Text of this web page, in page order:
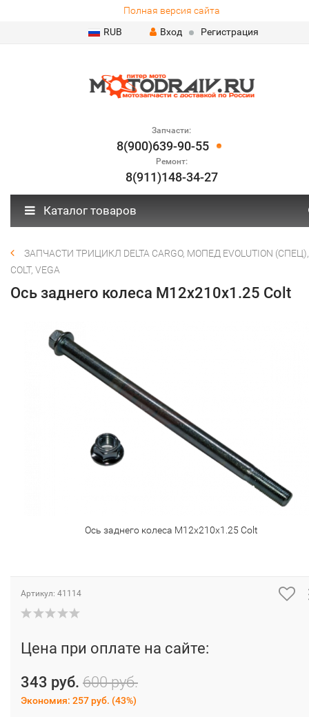
Полная версия сайта
RUB
Вход Регистрация
Запчасти:
8(900)639-90-55
Ремонт:
8(911)148-34-27
Каталог товаров
ЗАПЧАСТИ ТРИЦИКЛ DELTA CARGO, МОПЕД EVOLUTION (СПЕЦ),
COLT, VEGA
Ось заднего колеса М12х210х1.25 Colt
Ось заднего колеса М12х210х1.25 Colt
Артикул: 41114
Цена при оплате на сайте:
343 руб. 600 руб.
Экономия: 257 руб. (43%)